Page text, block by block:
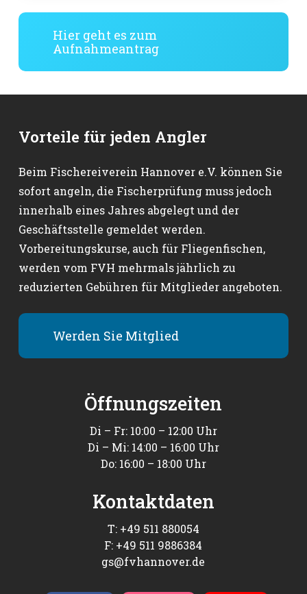
Hier geht es zum
Aufnahmeantrag
Vorteile für jeden Angler
Beim Fischereiverein Hannover e.V. können Sie
sofort angeln, die Fischerprüfung muss jedoch
innerhalb eines Jahres abgelegt und der
Geschäftsstelle gemeldet werden.
Vorbereitungskurse, auch für Fliegenfischen,
werden vom FVH mehrmals jährlich zu
reduzierten Gebühren für Mitglieder angeboten.
Werden Sie Mitglied
Öffnungszeiten
Di – Fr: 10:00 – 12:00 Uhr
Di – Mi: 14:00 – 16:00 Uhr
Do: 16:00 – 18:00 Uhr
Kontaktdaten
T: +49 511 880054
F: +49 511 9886384
gs@fvhannover.de